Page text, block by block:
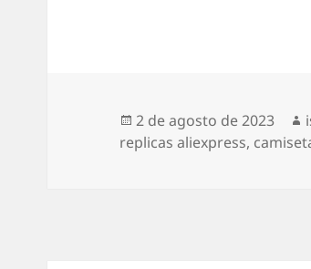
Publicado
el
2 de agosto de 2023
replicas aliexpress,